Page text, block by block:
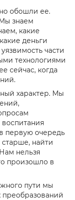
обошли ее.
знаем
какие
деньги
части
технологиями
сейчас, когда
характер. Мы
первую очередь
старше, найти
нельзя
произошло в
пути мы
преобразований